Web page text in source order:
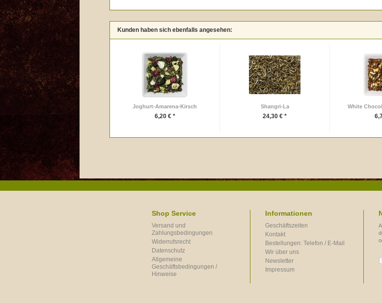
Kunden haben sich ebenfalls angesehen:
Joghurt-Amarena-Kirsch
6,20 € *
Shangri-La
24,30 € *
White
Shop Service
Versand und
Zahlungsbedingungen
Widerrufsrecht
Datenschutz
Allgemeine
Geschäftsbedingungen /
Hinweise
Informationen
Geschäftszeiten
Kontakt
Bestellungen: Telefon / E-Mail
Wir über uns
Newsletter
Impressum